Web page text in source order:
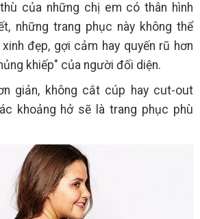
của những chị em có thân hình
những trang phục này không thể
đẹp, gợi cảm hay quyến rũ hơn
khiếp" của người đối diện.
giản, không cắt cúp hay cut-out
khoảng hở sẽ là trang phục phù